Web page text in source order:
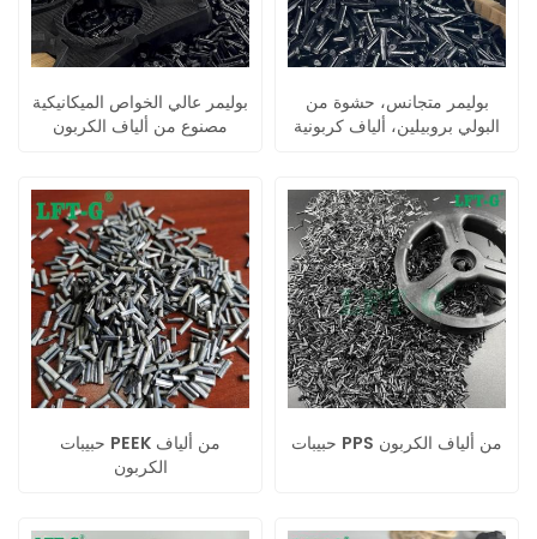
بوليمر عالي الخواص الميكانيكية
مصنوع من ألياف الكربون
بوليمر متجانس، حشوة من
البولي بروبيلين، ألياف كربونية
حبيبات PEEK من ألياف
الكربون
حبيبات PPS من ألياف الكربون